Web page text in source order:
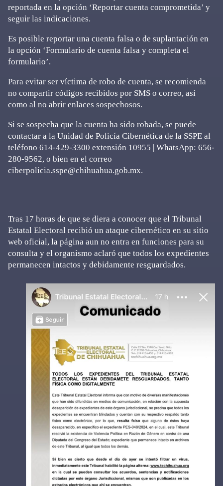
reportada en la opción ‘Reportar cuenta comprometida’ y
seguir las indicaciones.
Es posible reportar una cuenta falsa o de suplantación en
la opción ‘Formulario de cuenta falsa y completa el
formulario’.
Para evitar ser víctima de robo de cuenta, se recomienda
no compartir códigos recibidos por SMS o correo, así
como al no abrir enlaces sospechosos.
Si se sospecha que la cuenta ha sido robada, se puede
contactar a la Unidad de Policía Cibernética de la SSPE al
teléfono 614-429-3300 extensión 10955 | WhatsApp: 656-
280-9562, o bien en el correo
ciberpolicia.sspe@chihuahua.gob.mx.
Tras 17 horas de que se diera a conocer que el Tribunal
Estatal Electoral recibió un ataque cibernético en su sitio
web oficial, la página aun no entra en funciones para su
consulta y el organismo aclaró que todos los expedientes
permanecen intactos y debidamente resguardados.